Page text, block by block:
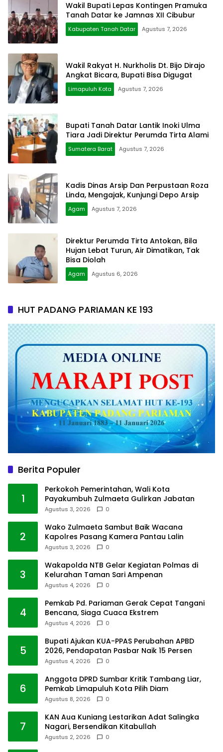
Wakil Bupati Lepas Kontingen Pramuka
Tanah Datar ke Jamnas XII Cibubur
Kabupaten Tanah Datar Agustus 7, 2026
Wakil Rakyat H. Nurkholis Dt. Bijo Dirajo
Angkat Bicara, Bupati Bisa Digugat
Limapuluh Kota Agustus 7, 2026
Bupati Tanah Datar Lantik Inoki Ulma
Tiara Jadi Direktur Perumda Tirta Alami
Sumatera Barat Agustus 7, 2026
Kadis Dinas Arsip Dan Perpustaan Roza
Linda, Mengajak, Kunjungi Depo Arsip
Agam Agustus 7, 2026
Direktur Perumda Tirta Antokan, Bila
Hujan Lebat Turun, Air Dimatikan, Tak
Bisa Diolah
Agam Agustus 6, 2026
HUT PADANG PARIAMAN KE 193
Berita Populer
1
Perkokoh Pemerintahan, Wali Kota
Payakumbuh Zulmaeta Gulirkan Jabatan
Agustus 3, 2026 0
2
Wako Zulmaeta Sambut Baik Wacana
Kapolres Pasang Kamera Pantau Lalin
Agustus 3, 2026 0
3
Wakapolda NTB Gelar Kegiatan Polmas di
Kelurahan Taman Sari Ampenan
Agustus 4, 2026 0
4
Pemkab Pd. Pariaman Gerak Cepat Tangani
Bencana, Siaga Cuaca Ekstrem
Agustus 4, 2026 0
5
Bupati Ajukan KUA-PPAS Perubahan APBD
2026, Pendapatan Pasbar Naik 15 Persen
Agustus 4, 2026 0
6
Anggota DPRD Sumbar Kritik Tambang Liar,
Pemkab Limapuluh Kota Pilih Diam
Agustus 8, 2026 0
7
KAN Aua Kuniang Lestarikan Adat Salingka
Nagari, Bersendikan Kitabullah
Agustus 2, 2026 0